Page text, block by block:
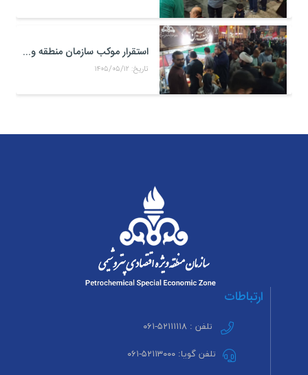
استقرار موکب سازمان منطقه ویژه اقتصادی پتروشیمی در محل تجمعات مردمی در میدان امام بندر ماهشهر
تاریخ: ۱۴۰۵/۰۵/۱۲
ارتباطات
تلفن : ۵۲۱۱۱۱۱۸-۰۶۱
تلفن گویا: ۵۲۱۱۳۰۰۰-۰۶۱